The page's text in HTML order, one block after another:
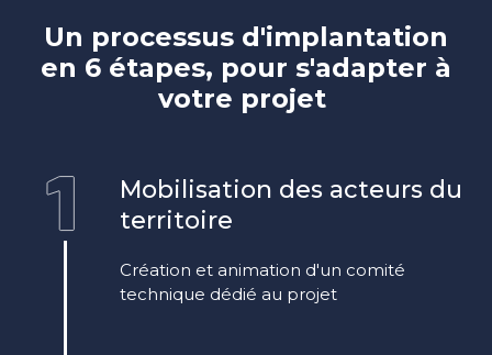
Un processus d'implantation
en 6 étapes, pour s'adapter à
votre projet
Mobilisation des acteurs du
territoire
Création et animation d'un comité
technique dédié au projet